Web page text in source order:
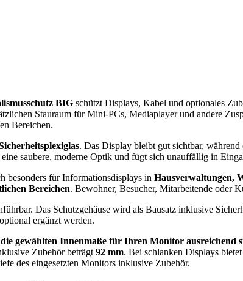
BIG schützt Displays, Kabel und optionales
Stauraum für Mini-PCs, Mediaplayer und andere
Bereichen.
. Das Display bleibt gut sichtbar,
saubere, moderne Optik und fügt sich unauffällig in
besonders für Informationsdisplays in Hausverwaltungen,
Bereichen. Bewohner, Besucher, Mitarbeitende oder
Das Schutzgehäuse wird als Bausatz inklusive
ergänzt werden.
gewählten Innenmaße für Ihren Monitor ausreichend
Zubehör beträgt 92 mm. Bei schlanken Displays
des eingesetzten Monitors inklusive Zubehör.